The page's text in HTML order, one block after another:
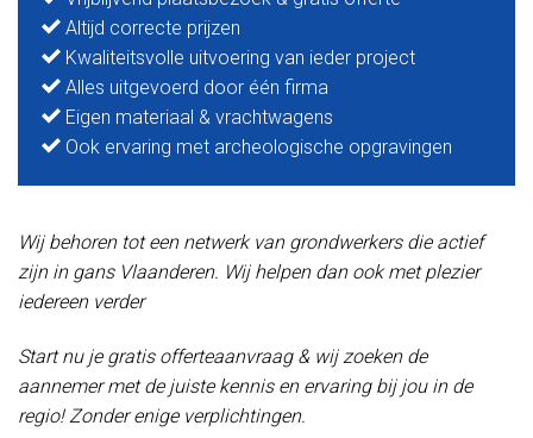
Altijd correcte prijzen
Kwaliteitsvolle uitvoering van ieder project
Alles uitgevoerd door één firma
Eigen materiaal & vrachtwagens
Ook ervaring met archeologische opgravingen
Wij behoren tot een netwerk van grondwerkers die actief
zijn in gans Vlaanderen. Wij helpen dan ook met plezier
iedereen verder
Start nu je gratis offerteaanvraag & wij zoeken de
aannemer met de juiste kennis en ervaring bij jou in de
regio! Zonder enige verplichtingen.